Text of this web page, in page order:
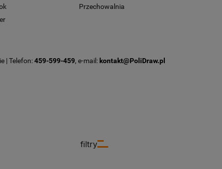
Przechowalnia
| Telefon:459-599-459, e-mail: kontakt@PoliDraw.pl
filtry